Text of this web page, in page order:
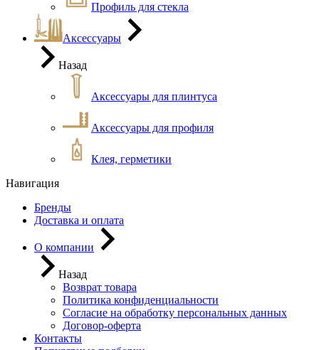
Профиль для стекла
Аксессуары
Назад
Аксессуары для плинтуса
Аксессуары для профиля
Клея, герметики
Навигация
Бренды
Доставка и оплата
О компании
Назад
Возврат товара
Политика конфиденциальности
Согласие на обработку персональных данных
Договор-оферта
Контакты